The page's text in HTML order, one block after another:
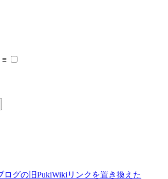
≡
グの旧PukiWikiリンクを置き換えた